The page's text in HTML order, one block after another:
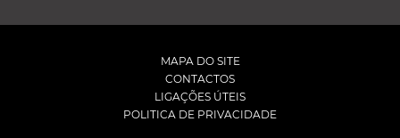
MAPA DO SITE
CONTACTOS
LIGAÇÕES ÚTEIS
POLITICA DE PRIVACIDADE